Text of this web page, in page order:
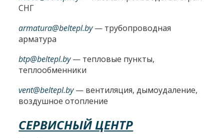
СНГ
armatura@beltepl.by— трубопроводная
арматура
btp@beltepl.by— тепловые пункты,
теплообменники
vent@beltepl.by— вентиляция, дымоудаление,
воздушное отопление
СЕРВИСНЫЙ ЦЕНТР